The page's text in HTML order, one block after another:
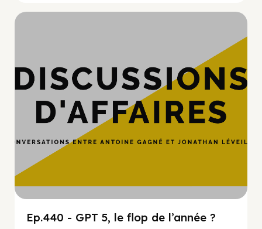
Ep.440 - GPT 5, le flop de l’année ?